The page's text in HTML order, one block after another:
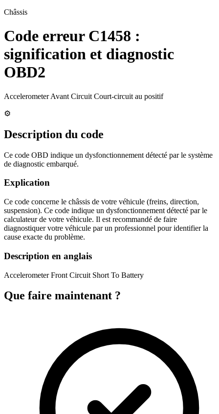
Châssis
Code erreur C1458 :
signification et diagnostic
OBD2
Accelerometer Avant Circuit Court-circuit au positif
⚙️
Description du code
Ce code OBD indique un dysfonctionnement détecté par le système
de diagnostic embarqué.
Explication
Ce code concerne le châssis de votre véhicule (freins, direction,
suspension). Ce code indique un dysfonctionnement détecté par le
calculateur de votre véhicule. Il est recommandé de faire
diagnostiquer votre véhicule par un professionnel pour identifier la
cause exacte du problème.
Description en anglais
Accelerometer Front Circuit Short To Battery
Que faire maintenant ?